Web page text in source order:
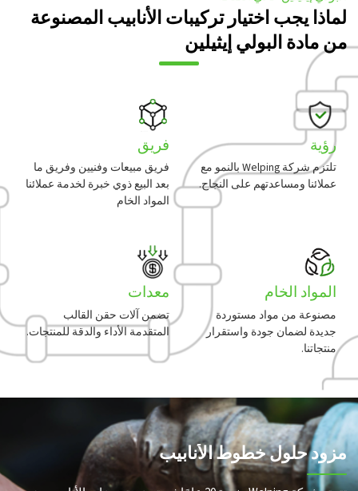
لماذا يجب اختيار تركيبات الأنابيب المصنوعة
من مادة البولي إيثيلين
رؤية
تلتزم شركة Welping بالنمو مع
عملائنا ومساعدتهم على النجاح.
فريق
فريق مبيعات وفنيين وفريق ما
بعد البيع ذوي خبرة لخدمة عملائنا
المواد الخام
المواد الخام
مصنوعة من مواد مستوردة
جديدة لضمان جودة واستقرار
منتجاتنا.
معدات
تضمن آلات حقن القالب
المتقدمة الأداء والدقة للمنتجات.
مزود حلول خطوط الأنابيب